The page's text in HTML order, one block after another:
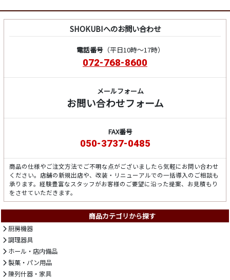
SHOKUBIへのお問い合わせ
電話番号（平日10時～17時）
072-768-8600
メールフォーム
お問い合わせフォーム
FAX番号
050-3737-0485
商品の仕様やご注文方法でご不明な点がございましたら気軽にお問い合わせ
ください。店舗の新規出店や、改装・リニューアルでの一括導入のご相談も
承ります。経験豊富なスタッフがお客様のご要望に沿った提案、お見積もり
をさせていただきます。
商品カテゴリから探す
厨房機器
調理器具
ホール・店内備品
製菓・パン用品
陳列什器・家具